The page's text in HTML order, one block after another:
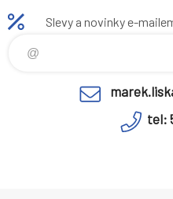
Slevy a novinky e-
tel: